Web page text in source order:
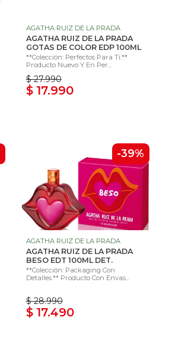
AGATHA RUIZ DE LA PRADA
AGATHA RUIZ DE LA PRADA
GOTAS DE COLOR EDP 100ML
**Colección: Perfectos Para Ti.**
Producto Nuevo Y En Per...
$ 27.990
$ 17.990
-39%
AGATHA RUIZ DE LA PRADA
AGATHA RUIZ DE LA PRADA
BESO EDT 100ML DET.
**Colección: Packaging Con
Detalles.** Producto Con Envas...
$ 28.990
$ 17.490